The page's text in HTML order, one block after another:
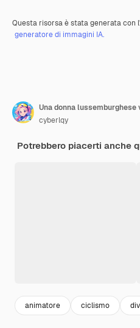
Questa risorsa è stata generata con l'
generatore di immagini IA.
Una donna
cyberlqy
Potrebbero piacerti anche
animatore ciclismo